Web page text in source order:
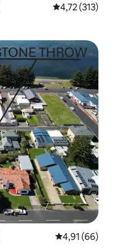
Keskmine
4,72 (313)
Keskmine
4,91 (66)